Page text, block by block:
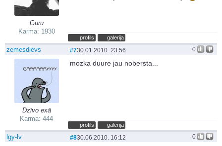
Guru
Karma: 1930
profils galerija
zemesdievs
Dzīvo exā
Karma: 444
0
#730.01.2010. 23:56
mozka duure jau nobersta...
profils galerija
lgy-lv 0
#830.06.2010. 16:12